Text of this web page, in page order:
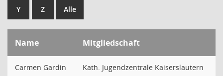
Y Z Alle
Name Mitgliedschaft
Carmen Gardin Kath. Jugendzentrale Kaiserslautern